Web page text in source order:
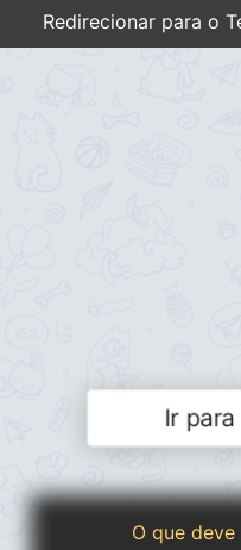
Redirecionar para o
Ir
O que